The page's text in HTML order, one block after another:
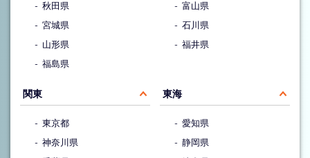
秋田県
宮城県
山形県
福島県
富山県
石川県
福井県
関東
東京都
神奈川県
東海
愛知県
静岡県